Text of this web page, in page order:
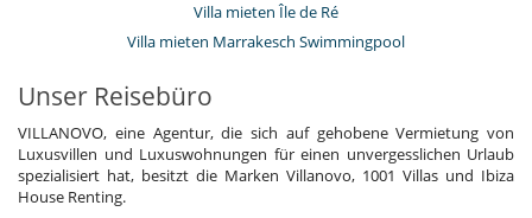
Villa mieten Île de Ré
Villa mieten Marrakesch Swimmingpool
Unser Reisebüro
VILLANOVO, eine Agentur, die sich auf gehobene Vermietung von
Luxusvillen und Luxuswohnungen für einen unvergesslichen Urlaub
spezialisiert hat, besitzt die Marken Villanovo, 1001 Villas und Ibiza
House Renting.